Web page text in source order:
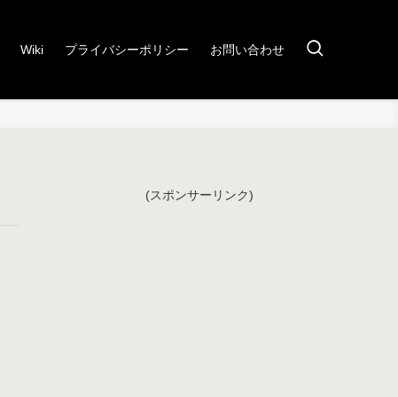
Wiki プライバシーポリシー お問い合わせ
(スポンサーリンク)